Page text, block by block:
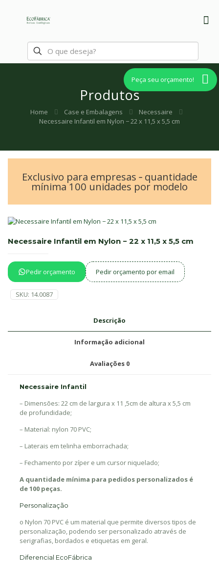
Produtos
Peça seu orçamento!
Home Case e Embalagens
Necessaire
Necessaire Infantil em Nylon − 22 x 11,5 x 5,5 cm
Exclusivo para empresas ‐ quantidade
mínima 100 unidades por modelo
Necessaire Infantil em Nylon − 22 x 11,5 x 5,5 cm
Pedir orçamento Pedir orçamento por email
SKU: 14.0087
Descrição
Informação adicional
Avaliações 0
Necessaire Infantil
– Dimensões: 22 cm de largura x 11 ,5cm de altura x 5,5 cm
de profundidade;
– Material: nylon 70 PVC;
– Laterais em telinha emborrachada;
– Fechamento por zíper e um cursor niquelado;
A quantidade mínima para pedidos personalizados é
de 100 peças.
Personalização
o Nylon 70 PVC é um material que permite diversos tipos de
personalização, podendo ser personalizado através de
serigrafias, bordados e etiquetas em geral.
Diferencial EcoFábrica